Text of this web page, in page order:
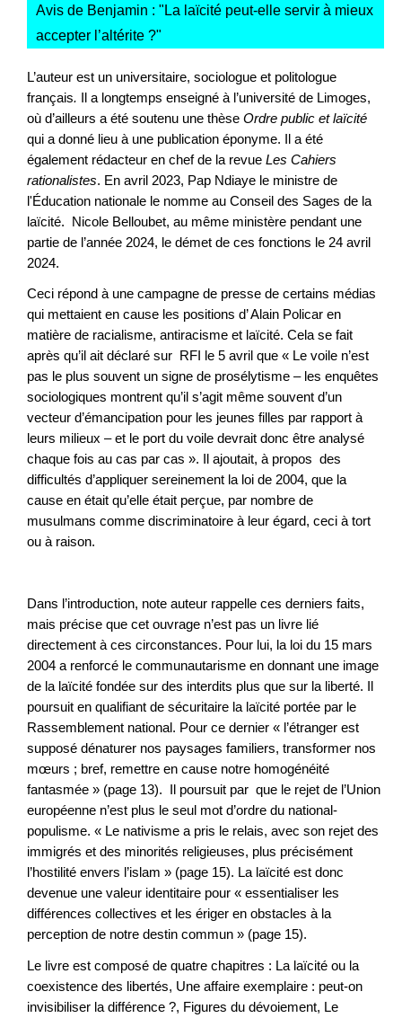
Avis de Benjamin : " La laïcité peut-elle servir à mieux
accepter l’altérite ?"
L’auteur est un universitaire, sociologue et politologue
français. Il a longtemps enseigné à l’université de Limoges,
où d’ailleurs a été soutenu une thèse Ordre public et laïcité
qui a donné lieu à une publication éponyme. Il a été
également rédacteur en chef de la revue Les Cahiers
rationalistes. En avril 2023, Pap Ndiaye le ministre de
l'Éducation nationale le nomme au Conseil des Sages de la
laïcité. Nicole Belloubet, au même ministère pendant une
partie de l’année 2024, le démet de ces fonctions le 24 avril
2024.
Ceci répond à une campagne de presse de certains médias
qui mettaient en cause les positions d’ Alain Policar en
matière de racialisme, antiracisme et laïcité. Cela se fait
après qu’il ait déclaré sur RFI le 5 avril que « Le voile n’est
pas le plus souvent un signe de prosélytisme – les enquêtes
sociologiques montrent qu’il s’agit même souvent d’un
vecteur d’émancipation pour les jeunes filles par rapport à
leurs milieux – et le port du voile devrait donc être analysé
chaque fois au cas par cas ». Il ajoutait, à propos des
difficultés d’appliquer sereinement la loi de 2004, que la
cause en était qu’elle était perçue, par nombre de
musulmans comme discriminatoire à leur égard, ceci à tort
ou à raison.
Dans l’introduction, note auteur rappelle ces derniers faits,
mais précise que cet ouvrage n’est pas un livre lié
directement à ces circonstances. Pour lui, la loi du 15 mars
2004 a renforcé le communautarisme en donnant une image
de la laïcité fondée sur des interdits plus que sur la liberté. Il
poursuit en qualifiant de sécuritaire la laïcité portée par le
Rassemblement national. Pour ce dernier « l’étranger est
supposé dénaturer nos paysages familiers, transformer nos
mœurs ; bref, remettre en cause notre homogénéité
fantasmée » (page 13). Il poursuit par que le rejet de l’Union
européenne n’est plus le seul mot d’ordre du national-
populisme. « Le nativisme a pris le relais, avec son rejet des
immigrés et des minorités religieuses, plus précisément
l’hostilité envers l’islam » (page 15). La laïcité est donc
devenue une valeur identitaire pour « essentialiser les
différences collectives et les ériger en obstacles à la
perception de notre destin commun » (page 15).
Le livre est composé de quatre chapitres : La laïcité ou la
coexistence des libertés, Une affaire exemplaire : peut-on
invisibiliser la différence ?, Figures du dévoiement, Le